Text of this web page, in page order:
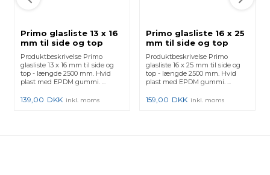
Primo glasliste 13 x 16
mm til side og top
(5067) - 2500 mm
Produktbeskrivelse Primo
glasliste 13 x 16 mm til side og
top - længde 2500 mm. Hvid
plast med EPDM gummi. ...
139,00 DKK inkl. moms
Primo glasliste 16 x 25
mm til side og top
(5064) - 2500 mm
Produktbeskrivelse Primo
glasliste 16 x 25 mm til side og
top - længde 2500 mm. Hvid
plast med EPDM gummi. ...
159,00 DKK inkl. moms